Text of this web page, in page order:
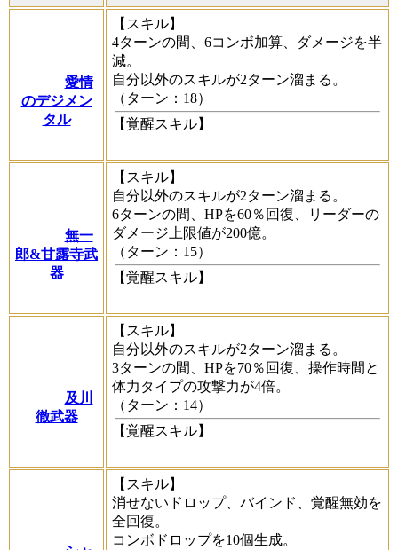
愛情
のデジメン
タル
【スキル】
4ターンの間、6コンボ加算、ダメージを半
減。
自分以外のスキルが2ターン溜まる。
（ターン：18）
【覚醒スキル】
無一
郎&甘露寺武
器
【スキル】
自分以外のスキルが2ターン溜まる。
6ターンの間、HPを60％回復、リーダーの
ダメージ上限値が200億。
（ターン：15）
【覚醒スキル】
及川
徹武器
【スキル】
自分以外のスキルが2ターン溜まる。
3ターンの間、HPを70％回復、操作時間と
体力タイプの攻撃力が4倍。
（ターン：14）
【覚醒スキル】
【スキル】
消せないドロップ、バインド、覚醒無効を
全回復。
コンボドロップを10個生成。